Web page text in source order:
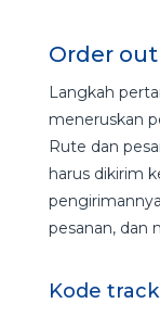
Order
Langkah
meneruskan
Rute dan
harus dikirim
pesanan, dan
Kode